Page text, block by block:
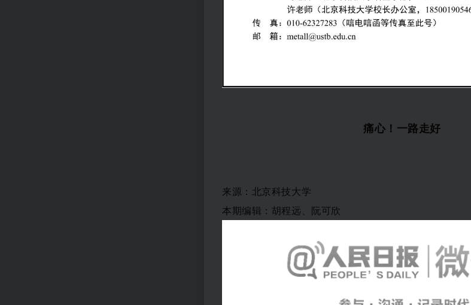
痛心！一路走好
来源：北京科技大学
本期编辑：胡程远、阮可欣